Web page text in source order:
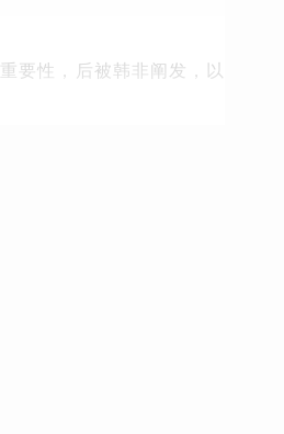
要性，后被韩非阐发，以